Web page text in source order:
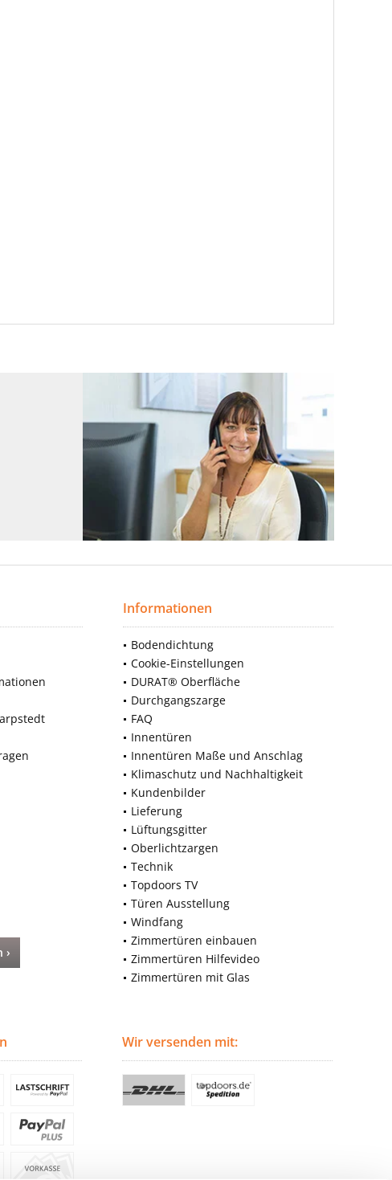
›
Informationen
Bodendichtung
Cookie-Einstellungen
DURAT® Oberfläche
Durchgangszarge
FAQ
Innentüren
Innentüren Maße und Anschlag
Klimaschutz und Nachhaltigkeit
Kundenbilder
Lieferung
Lüftungsgitter
Oberlichtzargen
Technik
Topdoors TV
Türen Ausstellung
Windfang
Zimmertüren einbauen
Zimmertüren Hilfevideo
Zimmertüren mit Glas
Wir versenden mit: